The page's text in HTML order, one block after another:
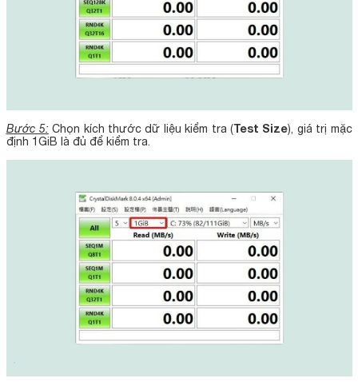
Bước 5:Chọn kích thước dữ liệu kiểm tra (Test Size), giá trị mặc
định 1GiB là đủ để kiểm tra.